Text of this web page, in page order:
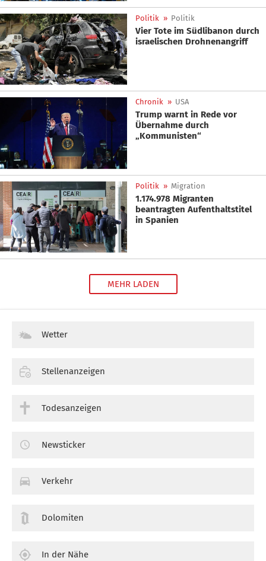
Politik » Politik
Vier Tote im Südlibanon durch
israelischen Drohnenangriff
Chronik » USA
Trump warnt in Rede vor
Übernahme durch
„Kommunisten“
Politik » Migration
1.174.978 Migranten
beantragten Aufenthaltstitel
in Spanien
MEHR LADEN
Wetter
Stellenanzeigen
Todesanzeigen
Newsticker
Verkehr
Dolomiten
In der Nähe